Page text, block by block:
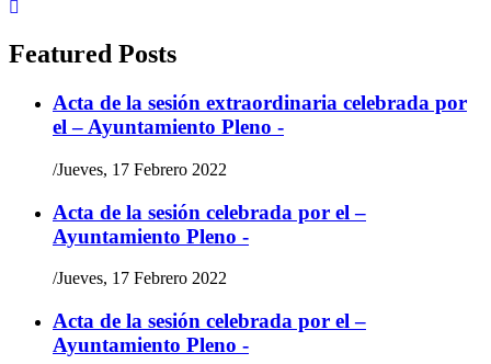
Featured Posts
Acta de la sesión extraordinaria celebrada por
el – Ayuntamiento Pleno -
/Jueves, 17 Febrero 2022
Acta de la sesión celebrada por el –
Ayuntamiento Pleno -
/Jueves, 17 Febrero 2022
Acta de la sesión celebrada por el –
Ayuntamiento Pleno -